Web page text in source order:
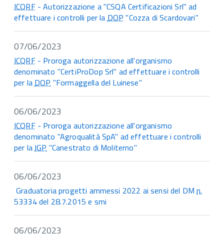
ICQRF- Autorizzazione a "CSQA Certificazioni Srl" ad
effettuare i controlli per laDOP "Cozza di Scardovari"
07/06/2023
ICQRF- Proroga autorizzazione all'organismo
denominato "CertiProDop Srl" ad effettuare i controlli
per laDOP "Formaggella del Luinese"
06/06/2023
ICQRF- Proroga autorizzazione all'organismo
denominato "Agroqualità SpA" ad effettuare i controlli
per laIGP "Canestrato di Moliterno"
06/06/2023
Graduatoria progetti ammessi 2022 ai sensi del DMn.
53334 del 28.7.2015 e smi
06/06/2023